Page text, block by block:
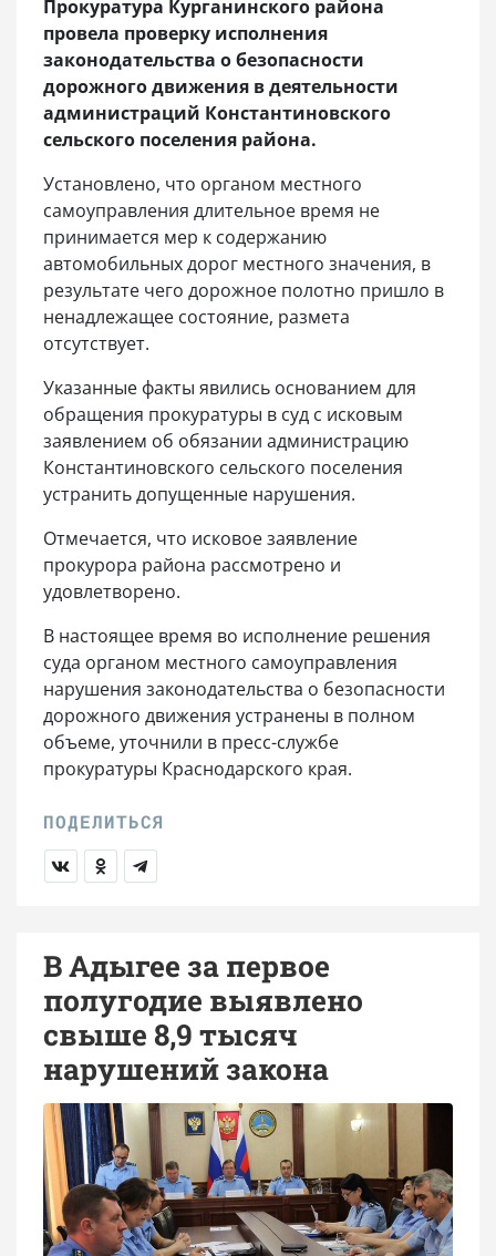
Прокуратура Курганинского района
провела проверку исполнения
законодательства о безопасности
дорожного движения в деятельности
администраций Константиновского
сельского поселения района.
Установлено, что органом местного
самоуправления длительное время не
принимается мер к содержанию
автомобильных дорог местного значения, в
результате чего дорожное полотно пришло в
ненадлежащее состояние, размета
отсутствует.
Указанные факты явились основанием для
обращения прокуратуры в суд с исковым
заявлением об обязании администрацию
Константиновского сельского поселения
устранить допущенные нарушения.
Отмечается, что исковое заявление
прокурора района рассмотрено и
удовлетворено.
В настоящее время во исполнение решения
суда органом местного самоуправления
нарушения законодательства о безопасности
дорожного движения устранены в полном
объеме, уточнили в пресс-службе
прокуратуры Краснодарского края.
В Адыгее за первое
полугодие выявлено
свыше 8,9 тысяч
нарушений закона